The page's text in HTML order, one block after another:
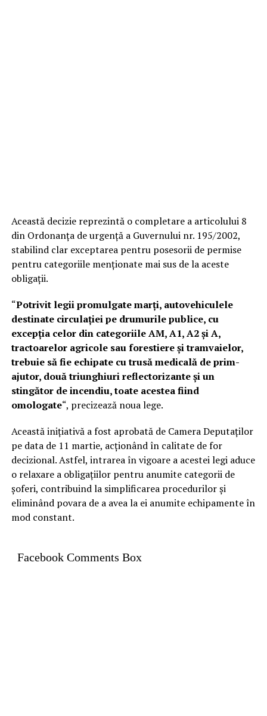
Această decizie reprezintă o completare a articolului 8
din Ordonanța de urgență a Guvernului nr. 195/2002,
stabilind clar exceptarea pentru posesorii de permise
pentru categoriile menționate mai sus de la aceste
obligații.
“Potrivit legii promulgate marți, autovehiculele
destinate circulației pe drumurile publice, cu
excepția celor din categoriile AM, A1, A2 și A,
tractoarelor agricole sau forestiere și tramvaielor,
trebuie să fie echipate cu trusă medicală de prim-
ajutor, două triunghiuri reflectorizante și un
stingător de incendiu, toate acestea fiind
omologate“, precizează noua lege.
Această inițiativă a fost aprobată de Camera Deputaților
pe data de 11 martie, acționând în calitate de for
decizional. Astfel, intrarea în vigoare a acestei legi aduce
o relaxare a obligațiilor pentru anumite categorii de
șoferi, contribuind la simplificarea procedurilor și
eliminând povara de a avea la ei anumite echipamente în
mod constant.
Facebook Comments Box